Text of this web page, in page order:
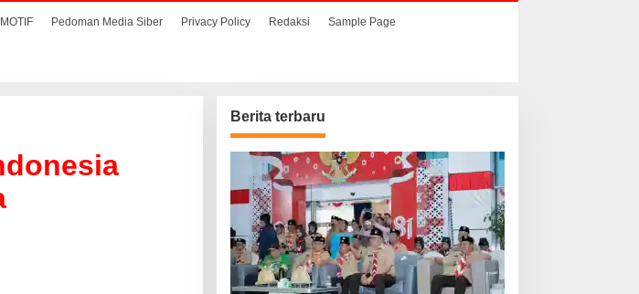
Pedoman Media Siber Privacy Policy Redaksi Sample Page
Berita terbaru